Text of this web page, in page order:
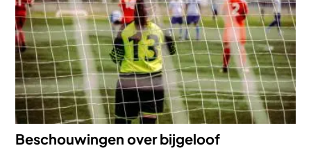
Beschouwingen over bijgeloof